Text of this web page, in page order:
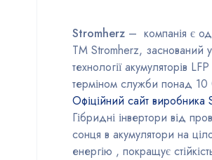
Stromherz – компанія є
TM Stromherz, заснований
технології акумуляторів
терміном служби понад 10
Офіційний сайт виробника
Гібридні інвертори від
сонця в акумулятори на
енергію , покращує